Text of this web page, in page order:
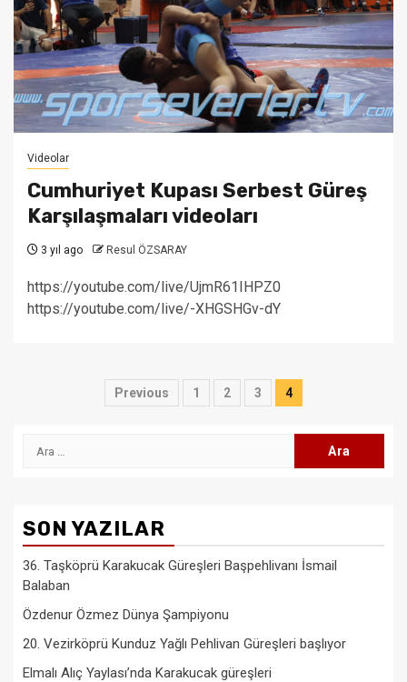
Videolar
Cumhuriyet Kupası Serbest Güreş
Karşılaşmaları videoları
3 yıl ago Resul ÖZSARAY
https://youtube.com/live/UjmR61IHPZ0
https://youtube.com/live/-XHGSHGv-dY
Yazı
Previous 1 2 3 4
Arama:
SON YAZILAR
36. Taşköprü Karakucak Güreşleri Başpehlivanı İsmail
Balaban
Özdenur Özmez Dünya Şampiyonu
20. Vezirköprü Kunduz Yağlı Pehlivan Güreşleri başlıyor
Elmalı Alıç Yaylası’nda Karakucak güreşleri